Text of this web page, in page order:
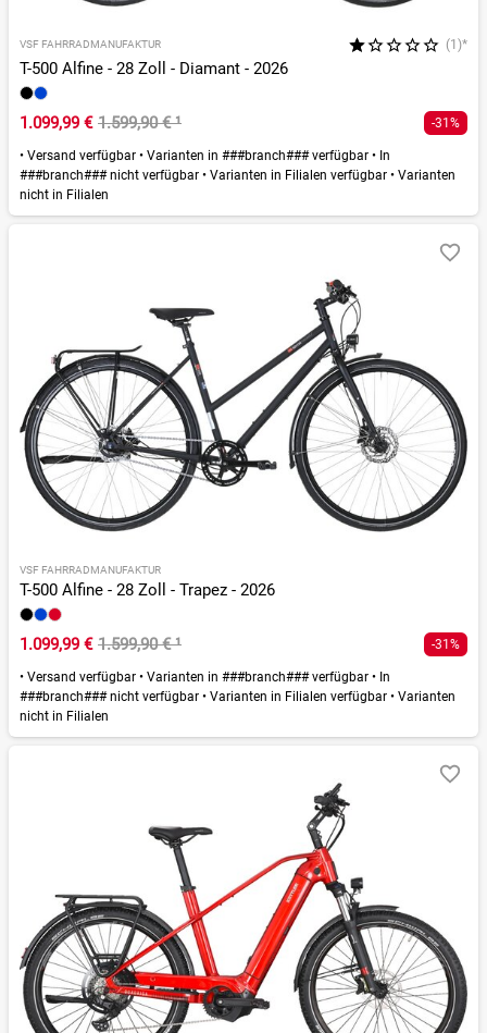
VSF FAHRRADMANUFAKTUR (1)*
T-500 Alfine - 28 Zoll - Diamant - 2026
1.099,99 € 1.599,90 €¹ -31%
• Versand verfügbar • Varianten in ###branch### verfügbar • In
###branch### nicht verfügbar • Varianten in Filialen verfügbar • Varianten
nicht in Filialen
VSF FAHRRADMANUFAKTUR
T-500 Alfine - 28 Zoll - Trapez - 2026
1.099,99 € 1.599,90 €¹ -31%
• Versand verfügbar • Varianten in ###branch### verfügbar • In
###branch### nicht verfügbar • Varianten in Filialen verfügbar • Varianten
nicht in Filialen